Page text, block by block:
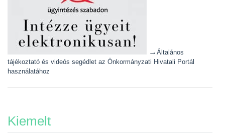
→ Általános
tájékoztató és videós segédlet az Önkormányzati Hivatali Portál
használatához
Kiemelt